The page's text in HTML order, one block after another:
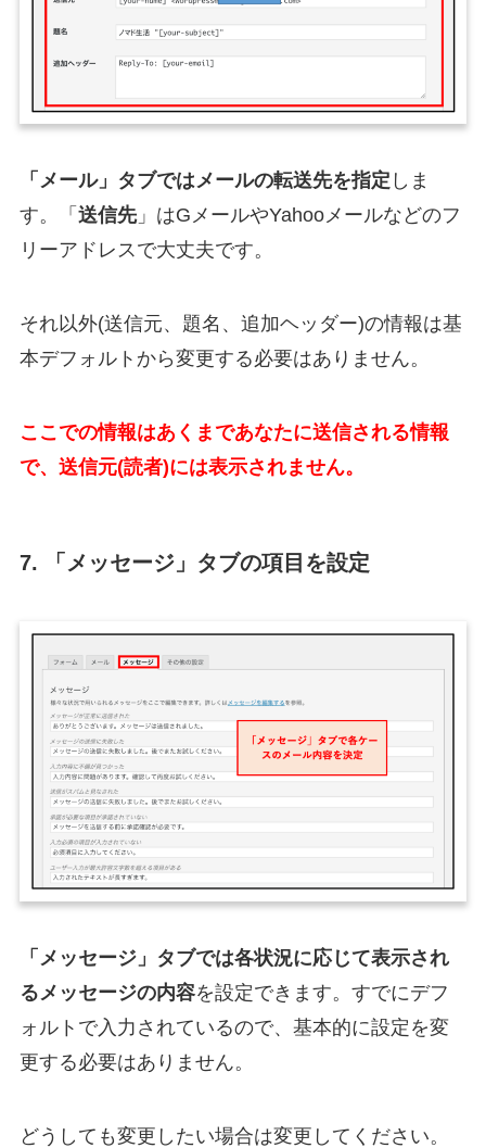
「メール」タブではメールの転送先を指定 しま
す。「 送信先」はGメールやYahooメールなどのフ
リーアドレスで大丈夫です。
それ以外(送信元、題名、追加ヘッダー)の情報は基
本デフォルトから変更する必要はありません。
ここでの情報はあくまであなたに送信される情報
で、送信元(読者)には表示されません。
7. 「メッセージ」タブの項目を設定
「メッセージ」タブでは各状況に応じて表示され
るメッセージの内容を設定できます。すでにデフ
ォルトで入力されているので、基本的に設定を変
更する必要はありません。
どうしても変更したい場合は変更してください。